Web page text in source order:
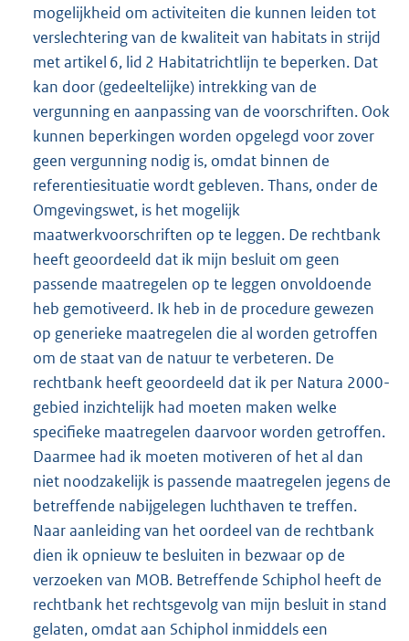
mogelijkheid om activiteiten die kunnen leiden tot
verslechtering van de kwaliteit van habitats in strijd
met artikel 6, lid 2 Habitatrichtlijn te beperken. Dat
kan door (gedeeltelijke) intrekking van de
vergunning en aanpassing van de voorschriften. Ook
kunnen beperkingen worden opgelegd voor zover
geen vergunning nodig is, omdat binnen de
referentiesituatie wordt gebleven. Thans, onder de
Omgevingswet, is het mogelijk
maatwerkvoorschriften op te leggen. De rechtbank
heeft geoordeeld dat ik mijn besluit om geen
passende maatregelen op te leggen onvoldoende
heb gemotiveerd. Ik heb in de procedure gewezen
op generieke maatregelen die al worden getroffen
om de staat van de natuur te verbeteren. De
rechtbank heeft geoordeeld dat ik per Natura 2000-
gebied inzichtelijk had moeten maken welke
specifieke maatregelen daarvoor worden getroffen.
Daarmee had ik moeten motiveren of het al dan
niet noodzakelijk is passende maatregelen jegens de
betreffende nabijgelegen luchthaven te treffen.
Naar aanleiding van het oordeel van de rechtbank
dien ik opnieuw te besluiten in bezwaar op de
verzoeken van MOB. Betreffende Schiphol heeft de
rechtbank het rechtsgevolg van mijn besluit in stand
gelaten, omdat aan Schiphol inmiddels een